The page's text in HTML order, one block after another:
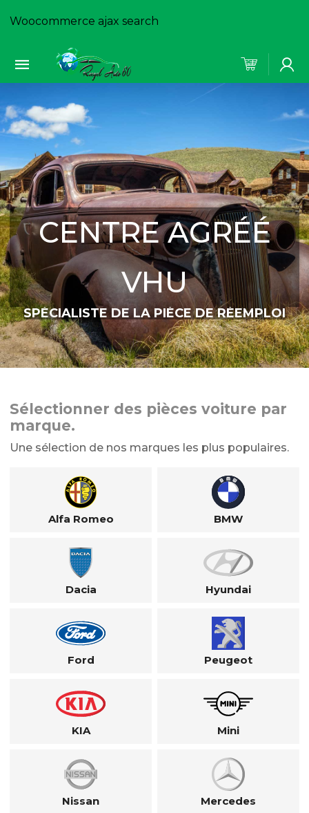
Woocommerce ajax search
CENTRE AGRÉÉ
VHU
SPÉCIALISTE DE LA PIÈCE DE RÉEMPLOI
Sélectionner des pièces voiture par
marque.
Une sélection de nos marques les plus populaires.
Alfa Romeo BMW
Dacia Hyundai
Ford Peugeot
KIA Mini
Nissan Mercedes